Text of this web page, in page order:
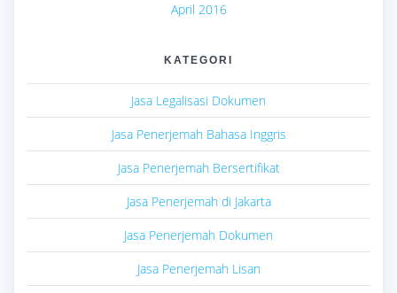
April 2016
KATEGORI
Jasa Legalisasi Dokumen
Jasa Penerjemah Bahasa Inggris
Jasa Penerjemah Bersertifikat
Jasa Penerjemah di Jakarta
Jasa Penerjemah Dokumen
Jasa Penerjemah Lisan